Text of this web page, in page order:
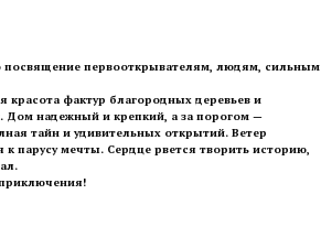
посвящение первооткрывателям, людям, сильным
красота фактур благородных деревьев и
Дом надежный и крепкий, а за порогом —
тайн и удивительных открытий. Ветер
к парусу мечты. Сердце рвется творить историю,